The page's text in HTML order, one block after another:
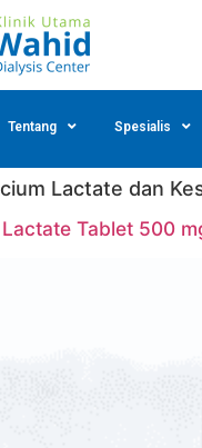
Tentang Spesialis
Lactate dan
Tablet 500